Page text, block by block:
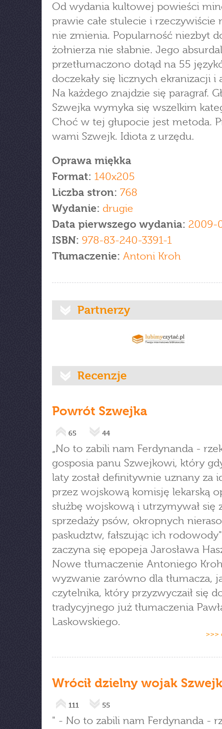
Od wydania kultowej powieści
prawie całe stulecie i rzeczywiście
nie zmienia. Popularność niezbyt
żołnierza nie słabnie. Jego
przetłumaczono dotąd na 55
doczekały się licznych ekranizacji i
Na każdego znajdzie się paragraf.
Szwejka wymyka się wszelkim
Choć w tej głupocie jest metoda.
wami Szwejk. Idiota z urzędu.
Oprawa miękka
Format: 140x205
Liczba stron: 768
Wydanie: drugie
Data pierwszego wydania: 2009-
ISBN: 978-83-240-3391-1
Tłumaczenie: Antoni Kroh
Partnerzy
Recenzje
Powrót Szwejka
65 44
„No to zabili nam Ferdynanda -
gosposia panu Szwejkowi, który
laty został definitywnie uznany za
przez wojskową komisję lekarską
służbę wojskową i utrzymywał się
sprzedaży psów, okropnych
paskudztw, fałszując ich
zaczyna się epopeja Jarosława
Nowe tłumaczenie Antoniego
wyzwanie zarówno dla tłumacza,
czytelnika, który przyzwyczaił się
tradycyjnego już tłumaczenia
Laskowskiego.
>>>
Wrócił dzielny wojak Szwejk
111 55
" - No to zabili nam Ferdynanda -